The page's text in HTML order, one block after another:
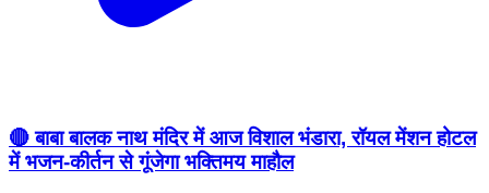
🔴 बाबा बालक नाथ मंदिर में आज विशाल भंडारा, रॉयल मेंशन होटल
में भजन-कीर्तन से गूंजेगा भक्तिमय माहौल